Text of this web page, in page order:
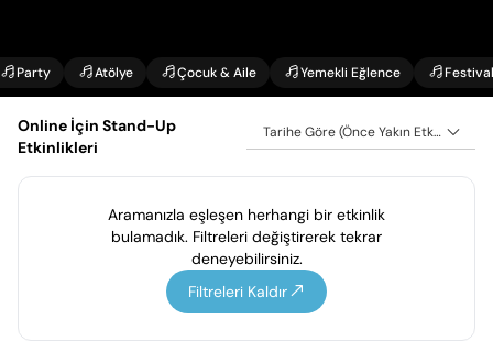
Party Atölye Çocuk & Aile Yemekli Eğlence Festival
Online İçin Stand-Up
Etkinlikleri
Tarihe Göre (Önce Yakın Etkinlikler)
Aramanızla eşleşen herhangi bir etkinlik
bulamadık. Filtreleri değiştirerek tekrar
deneyebilirsiniz.
Filtreleri Kaldır